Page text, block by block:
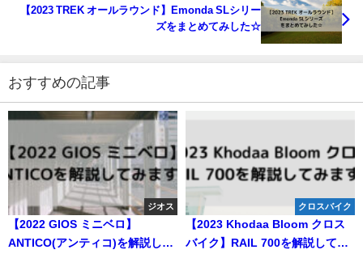
【2023 TREK オールラウンド】Emonda SLシリー
ズをまとめてみした☆
おすすめの記事
ジオス
【2022 GIOS ミニベロ】
ANTICO(アンティコ)を解説して
クロスバイク
【2023 Khodaa Bloom クロス
バイク】RAIL 700を解説してみ